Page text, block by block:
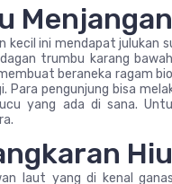
kecil ini mendapat julukan
trumbu karang
beraneka ragam
Para pengunjung bisa
yang ada di sana.
Hiu
laut yang di kenal